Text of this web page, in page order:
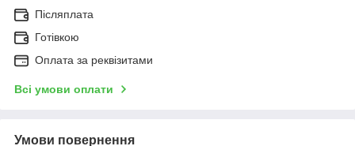
Післяплата
Готівкою
Оплата за реквізитами
Всі умови оплати
Умови повернення